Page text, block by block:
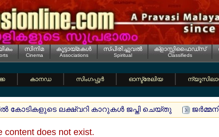
സിനിമ
Cinema
കൂട്ടായ്മകള്‍
Associations
സ്പിരിച്ചുവല്‍
Spiritual
ക്ളാസ്സിഫൈഡ്സ്
Classifieds
കാനഡ സിംഗപ്പൂര്‍ ഓസ്ട്രേലിയ
കോടികളുടെ ലക്ഷ്വറി കാറുകള്‍ ജപ്തി ചെയ്തു
content does not exist.